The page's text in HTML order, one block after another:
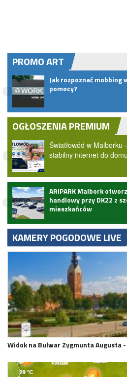
PROMO ART
Jak rozpoznać mobbing
pomocy?
OGŁOSZENIA PREMIUM
Światłowód w Malborku
stabilny internet do
ARIPARK Malbork
handlowy przy DK22 z
mieszkańców
KAMERY POGODOWE LIVE
Widok na Bulwar Zygmunta Augusta